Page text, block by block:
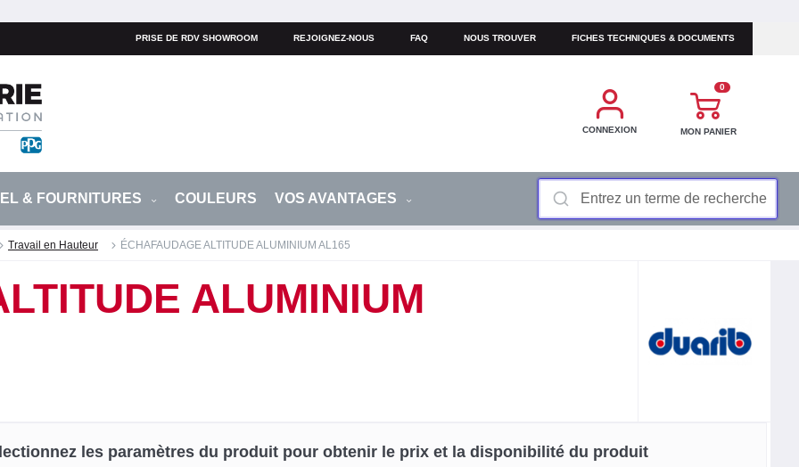
PRISE DE RDV SHOWROOM REJOIGNEZ-NOUS FAQ NOUS TROUVER FICHES TECHNIQUES & DOCUMENTS
CONNEXION
0
MON PANIER
& FOURNITURES COULEURS VOS AVANTAGES
Travail en Hauteur ÉCHAFAUDAGE ALTITUDE ALUMINIUM AL165
ALUMINIUM
les paramètres du produit pour obtenir le prix et la disponibilité du produit